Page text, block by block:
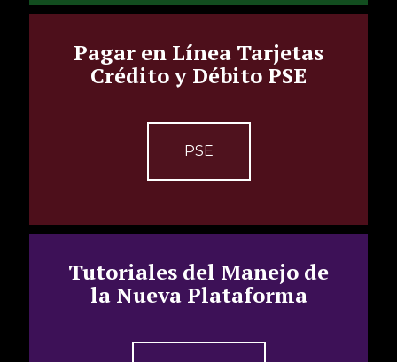
Pagar en Línea Tarjetas
Crédito y Débito PSE
PSE
Tutoriales del Manejo de
la Nueva Plataforma